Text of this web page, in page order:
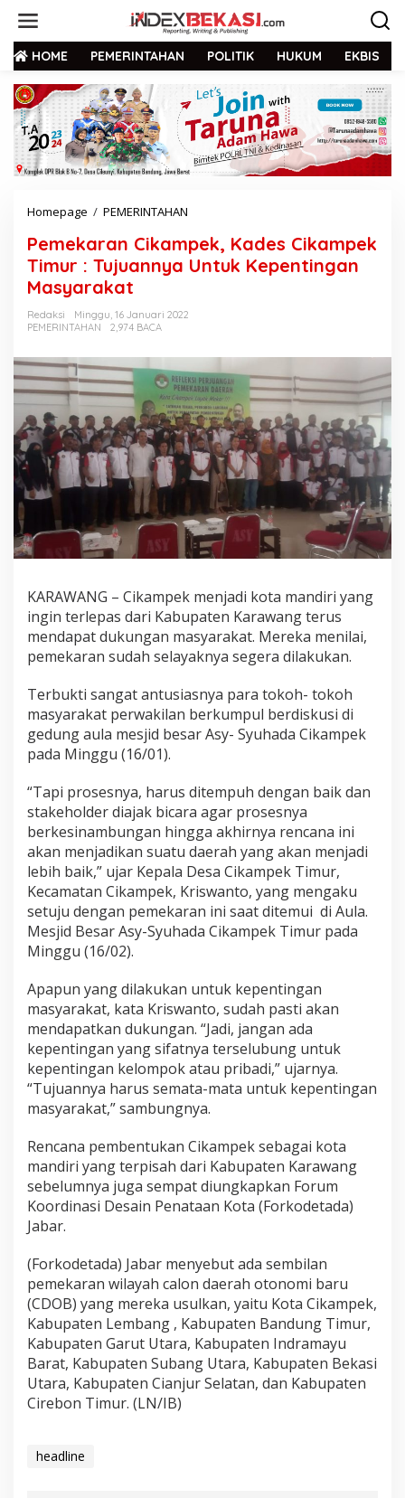
HOME PEMERINTAHAN POLITIK HUKUM EKBIS
Homepage / PEMERINTAHAN
Pemekaran Cikampek, Kades Cikampek
Timur : Tujuannya Untuk Kepentingan
Masyarakat
Redaksi
Minggu, 16 Januari 2022
PEMERINTAHAN
2,974 BACA
KARAWANG – Cikampek menjadi kota mandiri yang
ingin terlepas dari Kabupaten Karawang terus
mendapat dukungan masyarakat. Mereka menilai,
pemekaran sudah selayaknya segera dilakukan.
Terbukti sangat antusiasnya para tokoh- tokoh
masyarakat perwakilan berkumpul berdiskusi di
gedung aula mesjid besar Asy- Syuhada Cikampek
pada Minggu (16/01).
“Tapi prosesnya, harus ditempuh dengan baik dan
stakeholder diajak bicara agar prosesnya
berkesinambungan hingga akhirnya rencana ini
akan menjadikan suatu daerah yang akan menjadi
lebih baik,” ujar Kepala Desa Cikampek Timur,
Kecamatan Cikampek, Kriswanto, yang mengaku
setuju dengan pemekaran ini saat ditemui di Aula.
Mesjid Besar Asy-Syuhada Cikampek Timur pada
Minggu (16/02).
Apapun yang dilakukan untuk kepentingan
masyarakat, kata Kriswanto, sudah pasti akan
mendapatkan dukungan. “Jadi, jangan ada
kepentingan yang sifatnya terselubung untuk
kepentingan kelompok atau pribadi,” ujarnya.
“Tujuannya harus semata-mata untuk kepentingan
masyarakat,” sambungnya.
Rencana pembentukan Cikampek sebagai kota
mandiri yang terpisah dari Kabupaten Karawang
sebelumnya juga sempat diungkapkan Forum
Koordinasi Desain Penataan Kota (Forkodetada)
Jabar.
(Forkodetada) Jabar menyebut ada sembilan
pemekaran wilayah calon daerah otonomi baru
(CDOB) yang mereka usulkan, yaitu Kota Cikampek,
Kabupaten Lembang , Kabupaten Bandung Timur,
Kabupaten Garut Utara, Kabupaten Indramayu
Barat, Kabupaten Subang Utara, Kabupaten Bekasi
Utara, Kabupaten Cianjur Selatan, dan Kabupaten
Cirebon Timur. (LN/IB)
headline